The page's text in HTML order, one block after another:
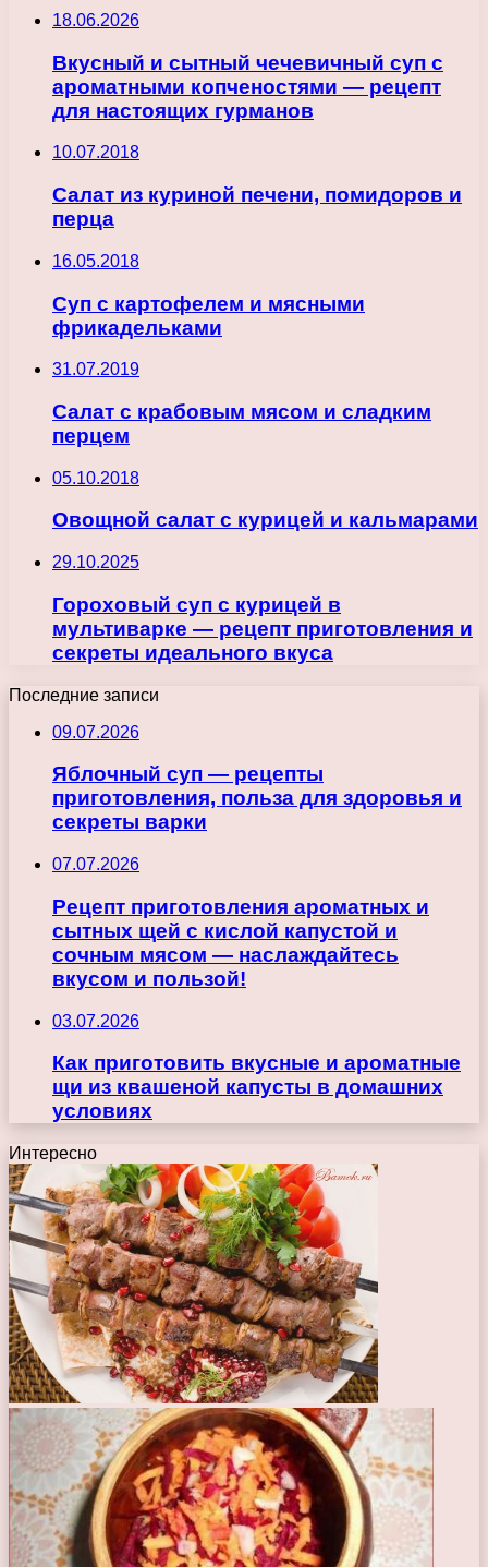
18.06.2026
Вкусный и сытный чечевичный суп с
ароматными копченостями — рецепт
для настоящих гурманов
10.07.2018
Салат из куриной печени, помидоров и
перца
16.05.2018
Суп с картофелем и мясными
фрикадельками
31.07.2019
Салат с крабовым мясом и сладким
перцем
05.10.2018
Овощной салат с курицей и кальмарами
29.10.2025
Гороховый суп с курицей в
мультиварке — рецепт приготовления и
секреты идеального вкуса
Последние записи
09.07.2026
Яблочный суп — рецепты
приготовления, польза для здоровья и
секреты варки
07.07.2026
Рецепт приготовления ароматных и
сытных щей с кислой капустой и
сочным мясом — наслаждайтесь
вкусом и пользой!
03.07.2026
Как приготовить вкусные и ароматные
щи из квашеной капусты в домашних
условиях
Интересно